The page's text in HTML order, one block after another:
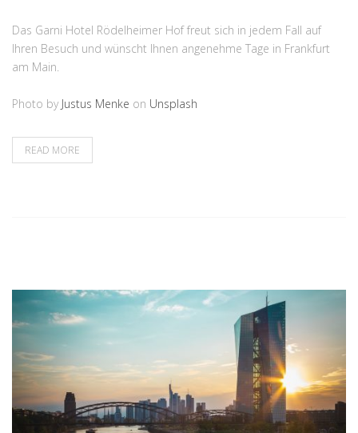
Das Garni Hotel Rödelheimer Hof freut sich in jedem Fall auf
Ihren Besuch und wünscht Ihnen angenehme Tage in Frankfurt
am Main.
Photo by Justus Menke on Unsplash
READ MORE